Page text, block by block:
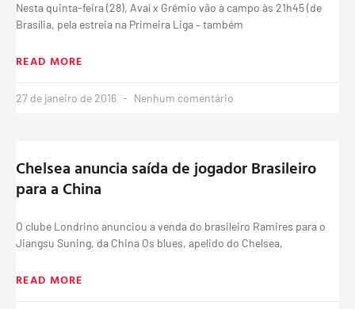
Nesta quinta-feira (28), Avaí x Grêmio vão à campo às 21h45 (de
Brasília, pela estreia na Primeira Liga – também
READ MORE
27 de janeiro de 2016 Nenhum comentário
Chelsea anuncia saída de jogador Brasileiro
para a China
O clube Londrino anunciou a venda do brasileiro Ramires para o
Jiangsu Suning, da China Os blues, apelido do Chelsea,
READ MORE